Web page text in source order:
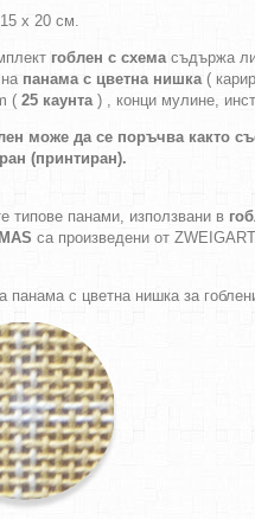
х 20 см.
гоблен с схемасъдържа
панама с цветна нишка(
( 25 каунта) , конци мулине,
може да се поръчва както
(принтиран).
типове панами, използвани в
са произведени от
панама с цветна нишка за